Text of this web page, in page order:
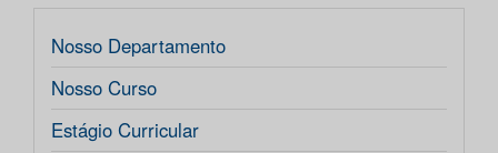
Nosso Departamento
Nosso Curso
Estágio Curricular